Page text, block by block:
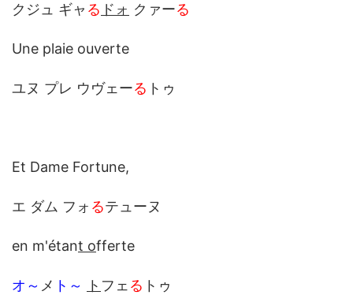
クジュ ギャ る ドォ クァーる
Une plaie ouverte
ユヌ プレ ウヴェーる トゥ
Et Dame Fortune,
エ ダム フォ るテューヌ
en m'étant offerte
オ～ メ ト～ ト フェ る トゥ